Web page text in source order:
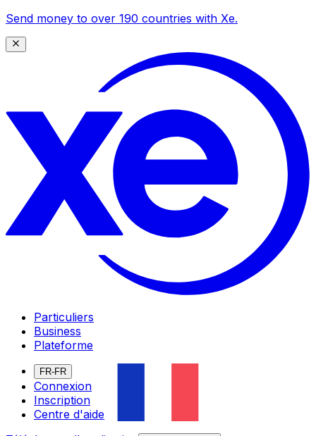
Send money to over 190 countries with Xe.
Particuliers
Business
Plateforme
FR-FR
Connexion
Inscription
Centre d'aide